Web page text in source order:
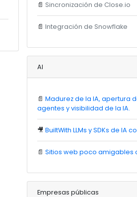
📄 Sincronización de Close.io
📄Integración de Snowflake
AI
📄Madurez de la IA, apertura
agentes y visibilidad de la IA.
🎥BuiltWith LLMs y SDKs de IA
📄Sitios web poco amigables
Empresas públicas